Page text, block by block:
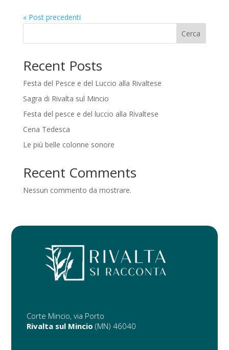
« Post precedenti
Cerca
Recent Posts
Festa del Pesce e del Luccio alla Rivaltese
Sagra di Rivalta sul Mincio
Festa del pesce e del luccio alla Rivaltese
Cena Tedesca
Le più belle colonne sonore
Recent Comments
Nessun commento da mostrare.
Corte Mincio, via Porto
Rivalta sul Mincio (MN) 46040